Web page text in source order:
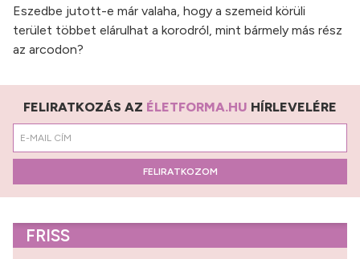
Eszedbe jutott-e már valaha, hogy a szemeid körüli
terület többet elárulhat a korodról, mint bármely más rész
az arcodon?
FELIRATKOZÁS AZ ÉLETFORMA.HU HÍRLEVELÉRE
FELIRATKOZOM
FRISS